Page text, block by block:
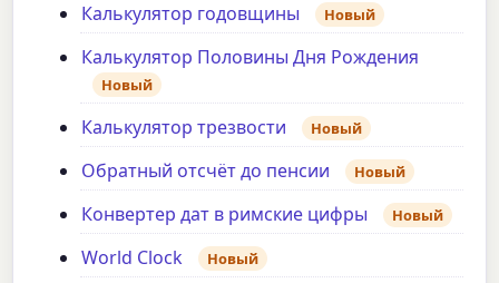
Калькулятор годовщины Новый
Калькулятор Половины Дня Рождения
Новый
Калькулятор трезвости Новый
Обратный отсчёт до пенсии Новый
Конвертер дат в римские цифры Новый
World Clock Новый